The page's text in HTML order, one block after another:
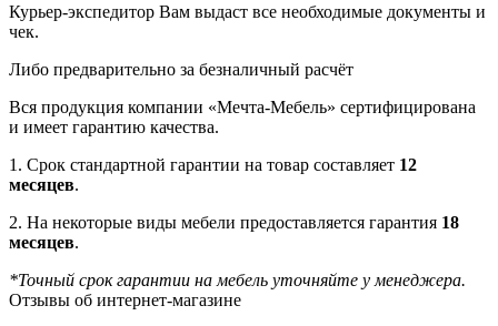
Курьер-экспедитор Вам выдаст все необходимые документы и
чек.
Либо предварительно за безналичный расчёт
Вся продукция компании «Мечта-Мебель» сертифицирована
и имеет гарантию качества.
1. Срок стандартной гарантии на товар составляет 12
месяцев.
2. На некоторые виды мебели предоставляется гарантия 18
месяцев.
*Точный срок гарантии на мебель уточняйте у менеджера.
Отзывы об интернет-магазине